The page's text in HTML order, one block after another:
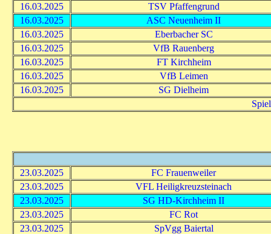
16.03.2025
TSV Pfaffengrund
16.03.2025
ASC Neuenheim II
16.03.2025
Eberbacher SC
16.03.2025
VfB Rauenberg
16.03.2025
FT Kirchheim
16.03.2025
VfB Leimen
16.03.2025
SG Dielheim
23.03.2025
FC Frauenweiler
23.03.2025
VFL Heiligkreuzsteinach
23.03.2025
SG HD-Kirchheim II
23.03.2025
FC Rot
23.03.2025
SpVgg Baiertal